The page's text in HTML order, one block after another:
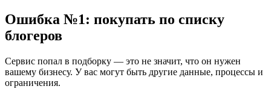
Ошибка №1: покупать по списку
блогеров
Сервис попал в подборку — это не значит, что он нужен
вашему бизнесу. У вас могут быть другие данные, процессы и
ограничения.